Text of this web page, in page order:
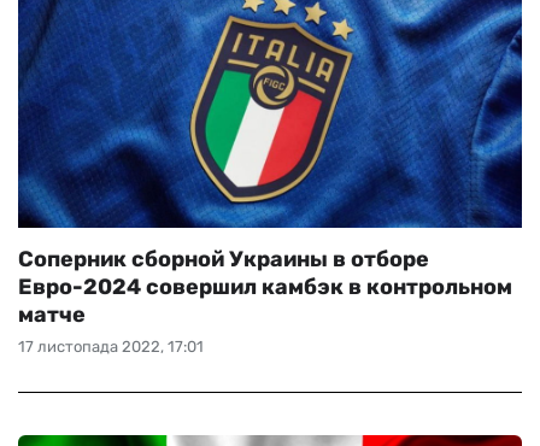
17 листопада 2022, 17:01
Соперник сборной Украины в отборе
Евро-2024 совершил камбэк в контрольном
матче